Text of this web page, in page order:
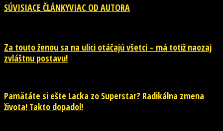
SÚVISIACE ČLÁNKYVIAC OD AUTORA
Za touto ženou sa na ulici otáčajú všetci – má totiž naozaj
zvláštnu postavu!
Pamätáte si ešte Lacka zo Superstar? Radikálna zmena
života! Takto dopadol!